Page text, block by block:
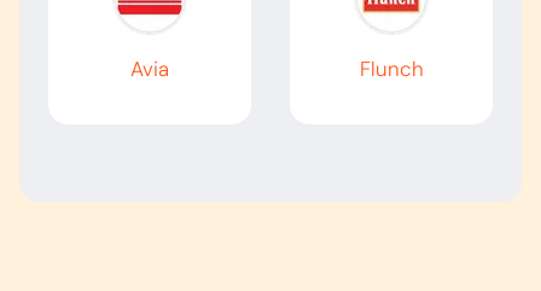
Avia Flunch